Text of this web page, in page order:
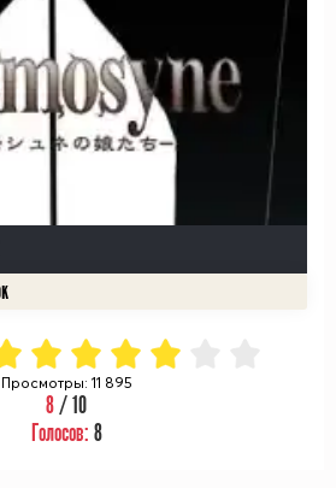
Просмотры: 11 895
8/ 10
Голосов: 8